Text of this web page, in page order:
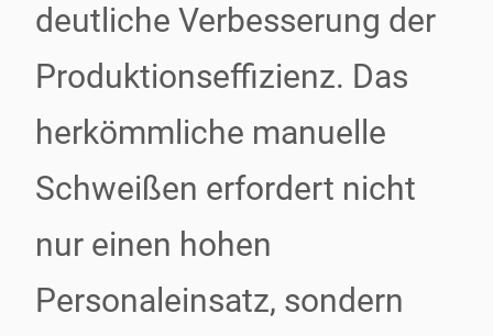
deutliche Verbesserung der
Produktionseffizienz. Das
herkömmliche manuelle
Schweißen erfordert nicht
nur einen hohen
Personaleinsatz, sondern